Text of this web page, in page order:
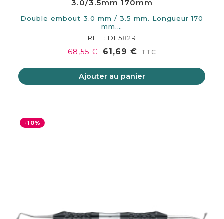
3.0/3.5mm 170mm
Double embout 3.0 mm / 3.5 mm. Longueur 170
mm.…
REF : DF582R
68,55 € 61,69 € TTC
Ajouter au panier
-10%